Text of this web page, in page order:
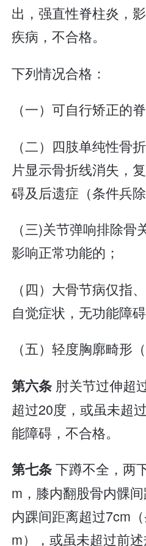
出，强直性脊柱炎，
疾病，不合格。
下列情况合格：
（一）可自行矫正的
（二）四肢单纯性骨
片显示骨折线消失，
碍及后遗症（条件兵除
（三)关节弹响排除
影响正常功能的；
（四）大骨节病仅指
自觉症状，无功能障
（五）轻度胸廓畸形
第六条 肘关节过伸超
超过20度，或虽未超
能障碍，不合格。
第七条下蹲不全，两
m，膝内翻股骨内髁
内踝间距离超过7cm
m），或虽未超过前